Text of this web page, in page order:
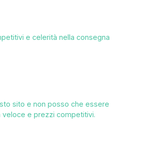
e celerità nella consegna
sito e non posso che essere
e prezzi competitivi.